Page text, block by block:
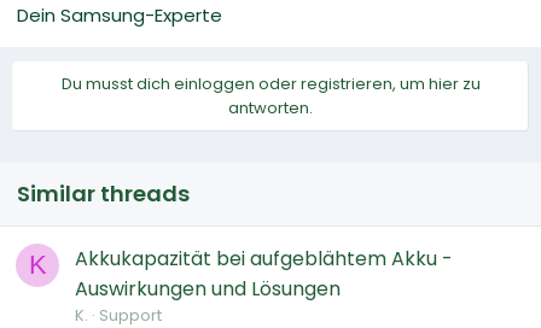
Dein Samsung-Experte
Du musst dich einloggen oder registrieren, um hier zu
antworten.
Similar threads
K
Akkukapazität bei aufgeblähtem Akku -
Auswirkungen und Lösungen
K. Support